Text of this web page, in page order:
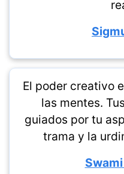
El poder creativo
las mentes.
guiados por tu
trama y la